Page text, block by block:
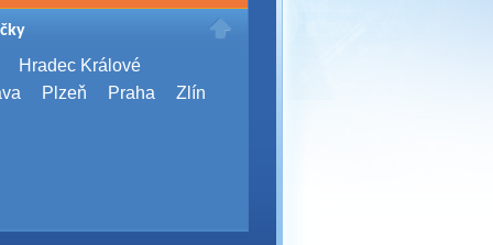
2026
Brno
Server Bootcamp 2026
Hradec Králové
Plzeň Praha Zlín